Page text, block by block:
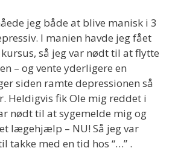
jeg både at blive manisk i 3
I manien havde jeg fået
så jeg var nødt til at flytte
– og vente yderligere en
siden ramte depressionen så
Heldigvis fik Ole mig reddet i
nødt til at sygemelde mig og
lægehjælp – NU! Så jeg var
takke med en tid hos “…” .